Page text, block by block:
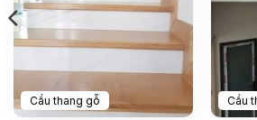
Cầu thang gỗ Cầu